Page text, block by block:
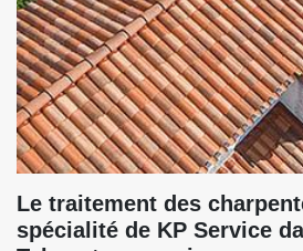
Le traitement des
spécialité de KP Service